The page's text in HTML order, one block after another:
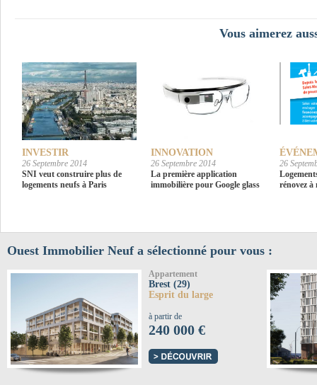
Vous aimerez
INVESTIR
26 Septembre 2014
SNI veut construire plus de
logements neufs à Paris
INNOVATION
26 Septembre 2014
La première application
immobilière pour Google glass
26
rénovez à
Ouest Immobilier Neuf a sélectionné pour vous :
Appartement
Brest (29)
Esprit du large
à partir de
240 000 €